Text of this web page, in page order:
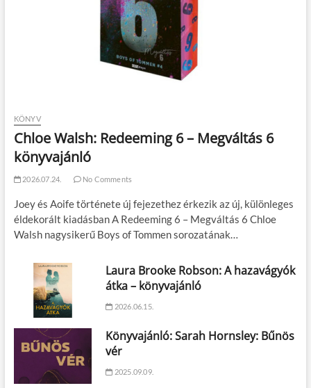
KÖNYV
Chloe Walsh: Redeeming 6 – Megváltás 6
könyvajánló
2026.07.24. No Comments
Joey és Aoife története új fejezethez érkezik az új, különleges
éldekorált kiadásban A Redeeming 6 – Megváltás 6 Chloe
Walsh nagysikerű Boys of Tommen sorozatának…
Laura Brooke Robson: A hazavágyók
átka – könyvajánló
2026.06.15.
Könyvajánló: Sarah Hornsley: Bűnös
vér
2025.09.09.